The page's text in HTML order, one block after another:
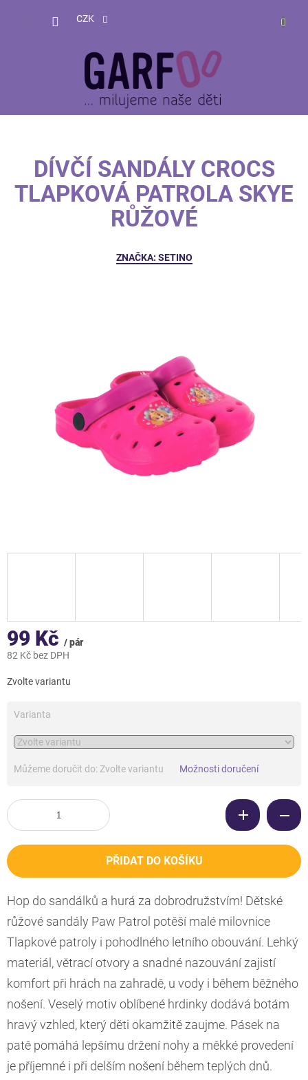
CZK
DÍVČÍ SANDÁLY CROCS
TLAPKOVÁ PATROLA SKYE
RŮŽOVÉ
ZNAČKA: SETINO
99 Kč / pár
82 Kč bez DPH
cena:
Zvolte variantu
Varianta
Můžeme doručit do: Zvolte variantu Možnosti doručení
PŘIDAT DO KOŠÍKU
Hop do sandálků a hurá za dobrodružstvím! Dětské
růžové sandály Paw Patrol potěší malé milovnice
Tlapkové patroly i pohodlného letního obouvání. Lehký
materiál, větrací otvory a snadné nazouvání zajistí
komfort při hrách na zahradě, u vody i během běžného
nošení. Veselý motiv oblíbené hrdinky dodává botám
hravý vzhled, který děti okamžitě zaujme. Pásek na
patě pomáhá lepšímu držení nohy a měkké provedení
je příjemné i při delším nošení během teplých dnů.